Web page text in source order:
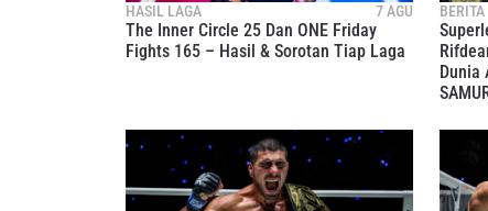
HASIL LAGA 7 AGU
The Inner Circle 25 Dan ONE Friday
Fights 165 – Hasil & Sorotan Tiap Laga
BERITA
Dunia